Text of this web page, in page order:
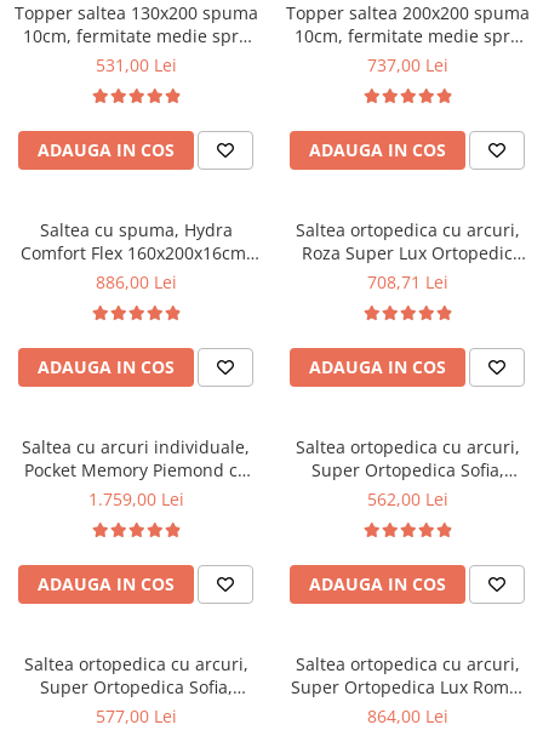
Topper saltea 130x200 spuma
10cm, fermitate medie spre
tare, spuma poliuretanica,
microfibra, Saltsib
531,00 Lei
ADAUGA IN COS
Topper saltea 200x200 spuma
10cm, fermitate medie spre
tare, spuma poliuretanica,
microfibra, Saltsib
737,00 Lei
ADAUGA IN COS
Saltea cu spuma, Hydra
Comfort Flex 160x200x16cm,
fermitate mediu spre tare,
detasabila, Saltsib
886,00 Lei
ADAUGA IN COS
Saltea ortopedica cu arcuri,
Roza Super Lux Ortopedic
125x190x25cm, fermitate
arcuri Bonell,reversibila,
banda de aerisire spaceair,
greutate maxima sustinuta
100 kg/utilizator, Salt Confort
708,71 Lei
ADAUGA IN COS
Saltea cu arcuri individuale,
Pocket Memory Piemond cu
topper, 160x200x32cm,
memory foam 2,5 cm, husa
matlasata, sistem de aerisire
perimetral, greutate maxima
sustinuta 100 kg/utilizator,
1.759,00 Lei
ADAUGA IN COS
Saltea ortopedica cu arcuri,
Super Ortopedica Sofia,
130x200x20cm, fermitate
fata vara-iarna, sistem
aerisire cu butoni, Saltex
562,00 Lei
ADAUGA IN COS
Saltea ortopedica cu arcuri,
Super Ortopedica Sofia,
135x200x20cm, fermitate
577,00 Lei
Saltea ortopedica cu arcuri,
Super Ortopedica Lux Roma,
140x200x23cm, fermitate tare,
864,00 Lei